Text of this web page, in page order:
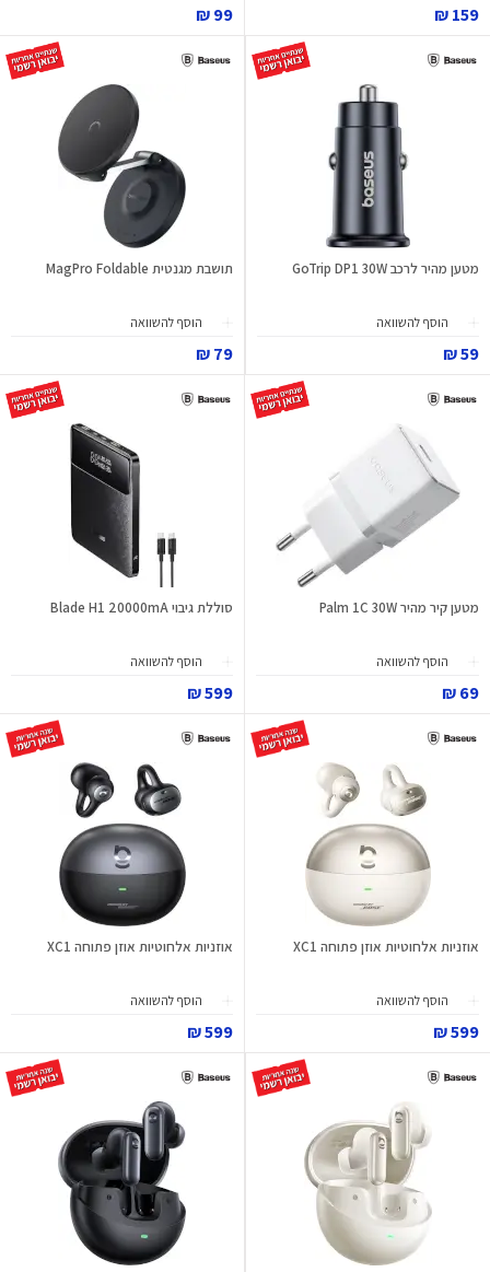
159 ₪
99 ₪
מטען מהיר לרכב GoTrip DP1 30W
הוסף להשוואה
59 ₪
תושבת מגנטית MagPro Foldable
הוסף להשוואה
79 ₪
מטען קיר מהיר Palm 1C 30W
הוסף להשוואה
69 ₪
סוללת גיבוי Blade H1 20000mA
הוסף להשוואה
599 ₪
אוזניות אלחוטיות אוזן פתוחה XC1
הוסף להשוואה
599 ₪
אוזניות אלחוטיות אוזן פתוחה XC1
הוסף להשוואה
599 ₪